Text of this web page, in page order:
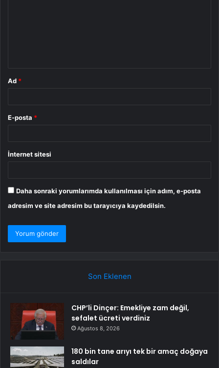
Ad *
E-posta *
İnternet sitesi
Daha sonraki yorumlarımda kullanılması için adım, e-posta
adresim ve site adresim bu tarayıcıya kaydedilsin.
Son Eklenen
CHP’li Dinçer: Emekliye zam değil,
sefalet ücreti verdiniz
Ağustos 8, 2026
180 bin tane arıyı tek bir amaç doğaya
saldılar